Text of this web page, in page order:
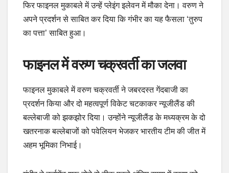
फिर फाइनल मुकाबले में उन्हें प्लेइंग इलेवन में मौका देना। वरुण ने
अपने प्रदर्शन से साबित कर दिया कि गंभीर का यह फैसला ‘तुरुप
का पत्ता’ साबित हुआ।
फाइनल में वरुण चक्रवर्ती का जलवा
फाइनल मुकाबले में वरुण चक्रवर्ती ने जबरदस्त गेंदबाजी का
प्रदर्शन किया और दो महत्वपूर्ण विकेट चटकाकर न्यूजीलैंड की
बल्लेबाजी को झकझोर दिया। उन्होंने न्यूजीलैंड के मध्यक्रम के दो
खतरनाक बल्लेबाजों को पवेलियन भेजकर भारतीय टीम की जीत में
अहम भूमिका निभाई।